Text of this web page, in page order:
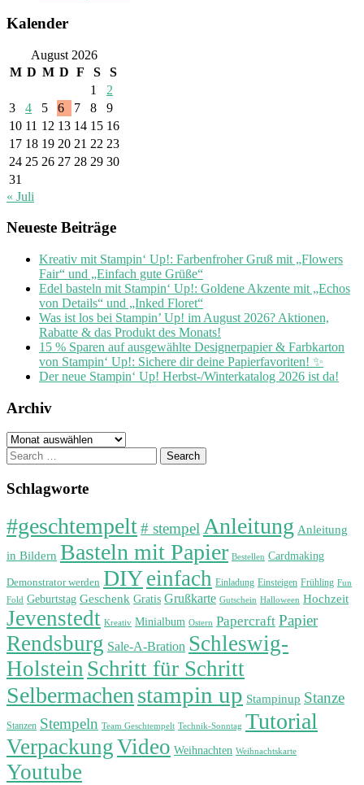
Kalender
August 2026
M D M D F S
S
1
2
3
4 5 6 7 8
9
10 11 12 13 14 15 16
17 18 19 20 21 22 23
24 25 26 27 28 29 30
31
« Juli
Neueste Beiträge
Kreativ mit Stampin‘ Up!: Farbenfroher Gruß mit „Flowers
Fair“ und „Einfach gute Grüße“
Edel basteln mit Stampin‘ Up!: Goldene Akzente mit „Echos
von Details“ und „Inked Floret“
Was ist los bei Stampin’ Up! im August 2026? Aktionen,
Rabatte & das Produkt des Monats!
15 % Sparen auf ausgewählte Designerpapier & Farbkarton
von Stampin‘ Up!: Sichere dir deine Papierfavoriten! ✨
Der neue Stampin‘ Up! Herbst-/Winterkatalog 2026 ist da!
Archiv
Archiv
Search
for:
Schlagworte
#geschtempelt# stempel Anleitung Anleitung
in Bildern Basteln mit Papier Bestellen Cardmaking
Demonstrator werden DIYeinfach Einladung Einsteigen Frühling Fun
Fold Geburtstag Geschenk Gratis Grußkarte Gutschein Halloween Hochzeit
Jevenstedt Kreativ Minialbum Ostern Papercraft Papier
Rendsburg Sale-A-Bration Schleswig-
Holstein Schritt für Schritt
Selbermachen stampin up Stampinup Stanze
Stanzen Stempeln Team Geschtempelt Technik-Sonntag Tutorial
VerpackungVideo Weihnachten Weihnachtskarte
Youtube